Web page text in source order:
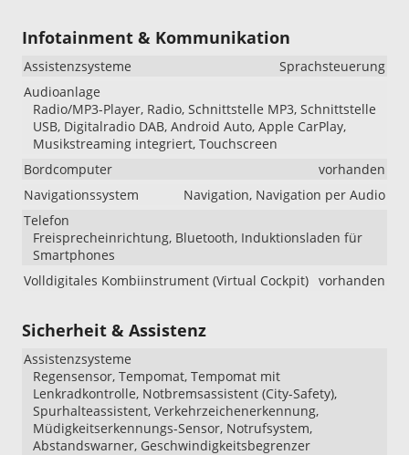
Infotainment & Kommunikation
Assistenzsysteme
Sprachsteuerung
Audioanlage
Radio/MP3-Player, Radio, Schnittstelle MP3, Schnittstelle
USB, Digitalradio DAB, Android Auto, Apple CarPlay,
Musikstreaming integriert, Touchscreen
Bordcomputer
vorhanden
Navigationssystem
Navigation, Navigation per Audio
Telefon
Freisprecheinrichtung, Bluetooth, Induktionsladen für
Smartphones
Volldigitales Kombiinstrument (Virtual Cockpit) vorhanden
Sicherheit & Assistenz
Assistenzsysteme
Regensensor, Tempomat, Tempomat mit
Lenkradkontrolle, Notbremsassistent (City-Safety),
Spurhalteassistent, Verkehrzeichenerkennung,
Müdigkeitserkennungs-Sensor, Notrufsystem,
Abstandswarner, Geschwindigkeitsbegrenzer